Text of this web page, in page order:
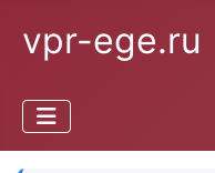
vpr-ege.ru